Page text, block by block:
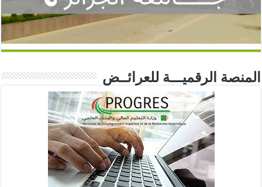
المنصة الرقميـــة للعرائــض